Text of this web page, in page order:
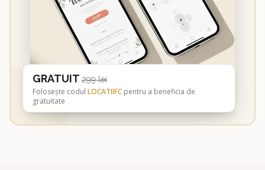
GRATUIT 299 lei
Folosește codul LOCATIIFC pentru a beneficia de
gratuitate